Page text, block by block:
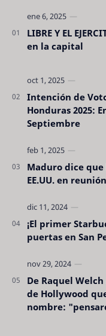
LIBRE Y EL
en la capital
Intención de
Honduras 2025:
Septiembre
Maduro dice
EE.UU. en
¡El primer
puertas en San
De Raquel
de Hollywood
nombre: